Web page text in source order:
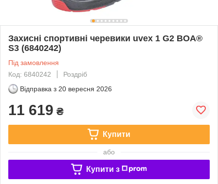
Захисні спортивні черевики uvex 1 G2 BOA®
S3 (6840242)
Під замовлення
Код: 6840242
Роздріб
Відправка з 20 вересня 2026
11 619 ₴
Купити
або
Купити з